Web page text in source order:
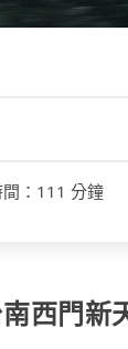
： 111 分鐘
西門新